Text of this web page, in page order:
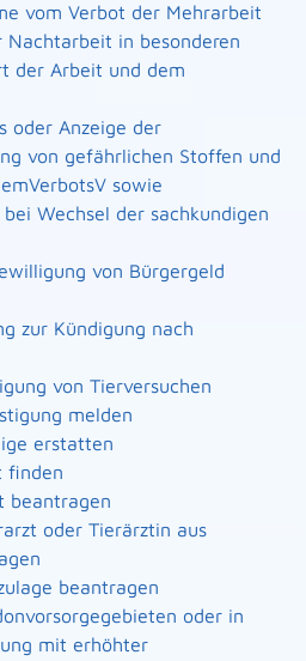
vom Verbot der Mehrarbeit
Nachtarbeit in besonderen
der Arbeit und dem
oder Anzeige der
von gefährlichen Stoffen und
sowie
Wechsel der sachkundigen
von Bürgergeld
zur Kündigung nach
von Tierversuchen
melden
erstatten
finden
beantragen
oder Tierärztin aus
beantragen
oder in
mit erhöhter